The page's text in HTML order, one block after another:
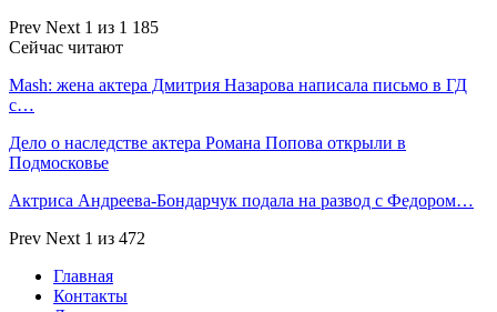
Prev Next 1 из 1 185
Сейчас читают
Mash: жена актера Дмитрия Назарова написала письмо в ГД
с…
Дело о наследстве актера Романа Попова открыли в
Подмосковье
Актриса Андреева-Бондарчук подала на развод с Федором…
Prev Next 1 из 472
Главная
Контакты